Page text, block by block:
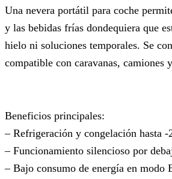
Una nevera portátil para coche
y las bebidas frías dondequiera que
hielo ni soluciones temporales. Se
compatible con caravanas, camiones
Beneficios principales:
– Refrigeración y congelación hasta -
– Funcionamiento silencioso por
– Bajo consumo de energía en modo